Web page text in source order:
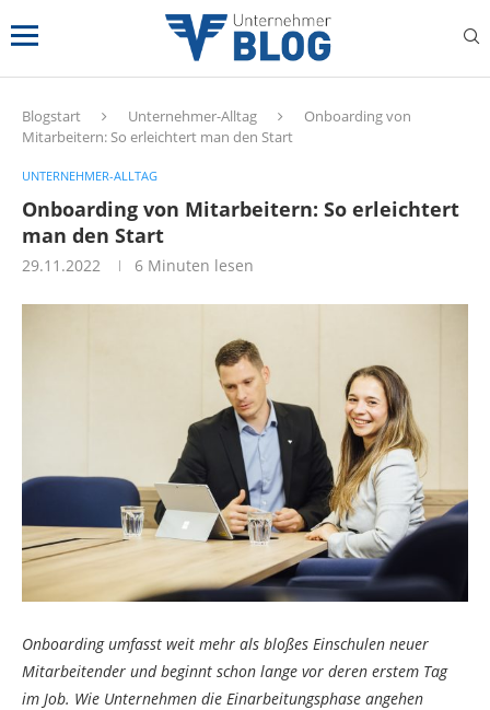
Blogstart Unternehmer-Alltag
Onboarding von
Mitarbeitern: So erleichtert man den Start
UNTERNEHMER-ALLTAG
Onboarding von Mitarbeitern: So erleichtert
man den Start
29.11.2022 6 Minuten lesen
Onboarding umfasst weit mehr als bloßes Einschulen neuer
Mitarbeitender und beginnt schon lange vor deren erstem Tag
im Job. Wie Unternehmen die Einarbeitungsphase angehen